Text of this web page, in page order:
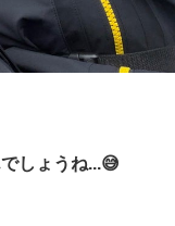
しょうね...😅